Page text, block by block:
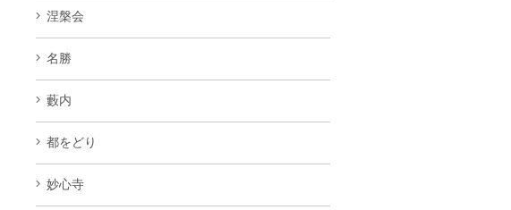
涅槃会
名勝
藪内
都をどり
妙心寺